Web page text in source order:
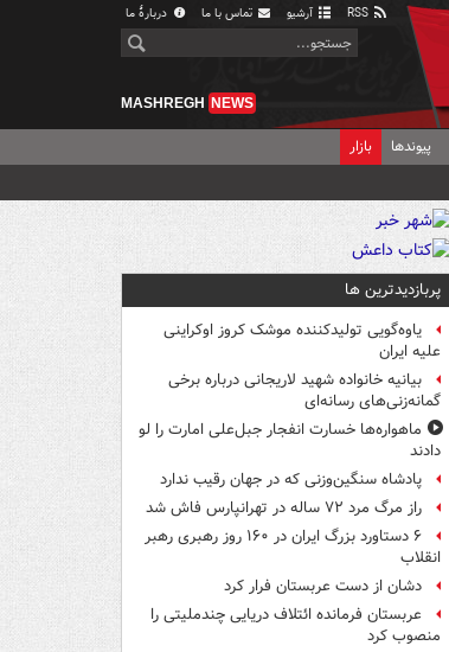
آرشیو تماس با ما دربارهٔ ما
MASHREGH NEWS
پیوندها بازار
پربازدیدترین ها
یاوه‌گویی تولیدکننده موشک کروز اوکراینی
علیه ایران
بیانیه خانواده شهید لاریجانی درباره برخی
گمانه‌زنی‌های رسانه‌ای
ماهواره‌ها خسارت انفجار جبل‌علی امارت را لو
دادند
پادشاه سنگین‌وزنی که در جهان رقیب ندارد
راز مرگ مرد ۷۲ ساله در تهرانپارس فاش شد
۶ دستاورد بزرگ ایران در ۱۶۰ روز رهبری رهبر
انقلاب
دشان از دست عربستان فرار کرد
عربستان فرمانده ائتلاف دریایی چندملیتی را
منصوب کرد